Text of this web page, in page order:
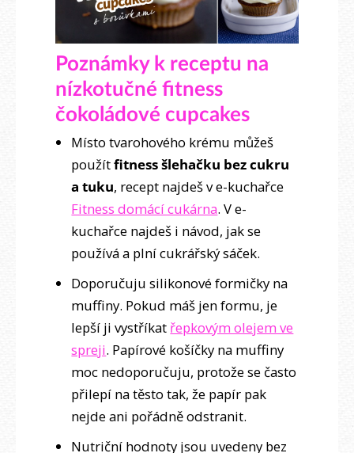
Poznámky k receptu na
nízkotučné fitness
čokoládové cupcakes
Místo tvarohového krému můžeš
použítfitness šlehačku bez cukru
a tuku, recept najdeš v e-kuchařce
Fitness domácí cukárna. V e-
kuchařce najdeš i návod, jak se
používá a plní cukrářský sáček.
Doporučuju silikonové formičky na
muffiny. Pokud máš jen formu, je
lepší ji vystříkat řepkovým olejem ve
spreji. Papírové košíčky na muffiny
moc nedoporučuju, protože se často
přilepí na těsto tak, že papír pak
nejde ani pořádně odstranit.
Nutriční hodnoty jsou uvedeny bez